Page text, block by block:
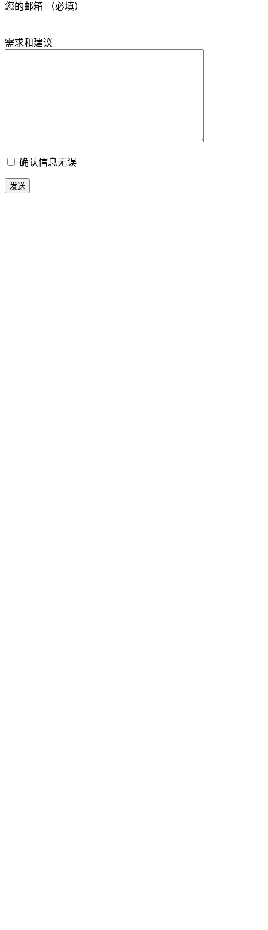
您的邮箱 （必填）
需求和建议
确认信息无误